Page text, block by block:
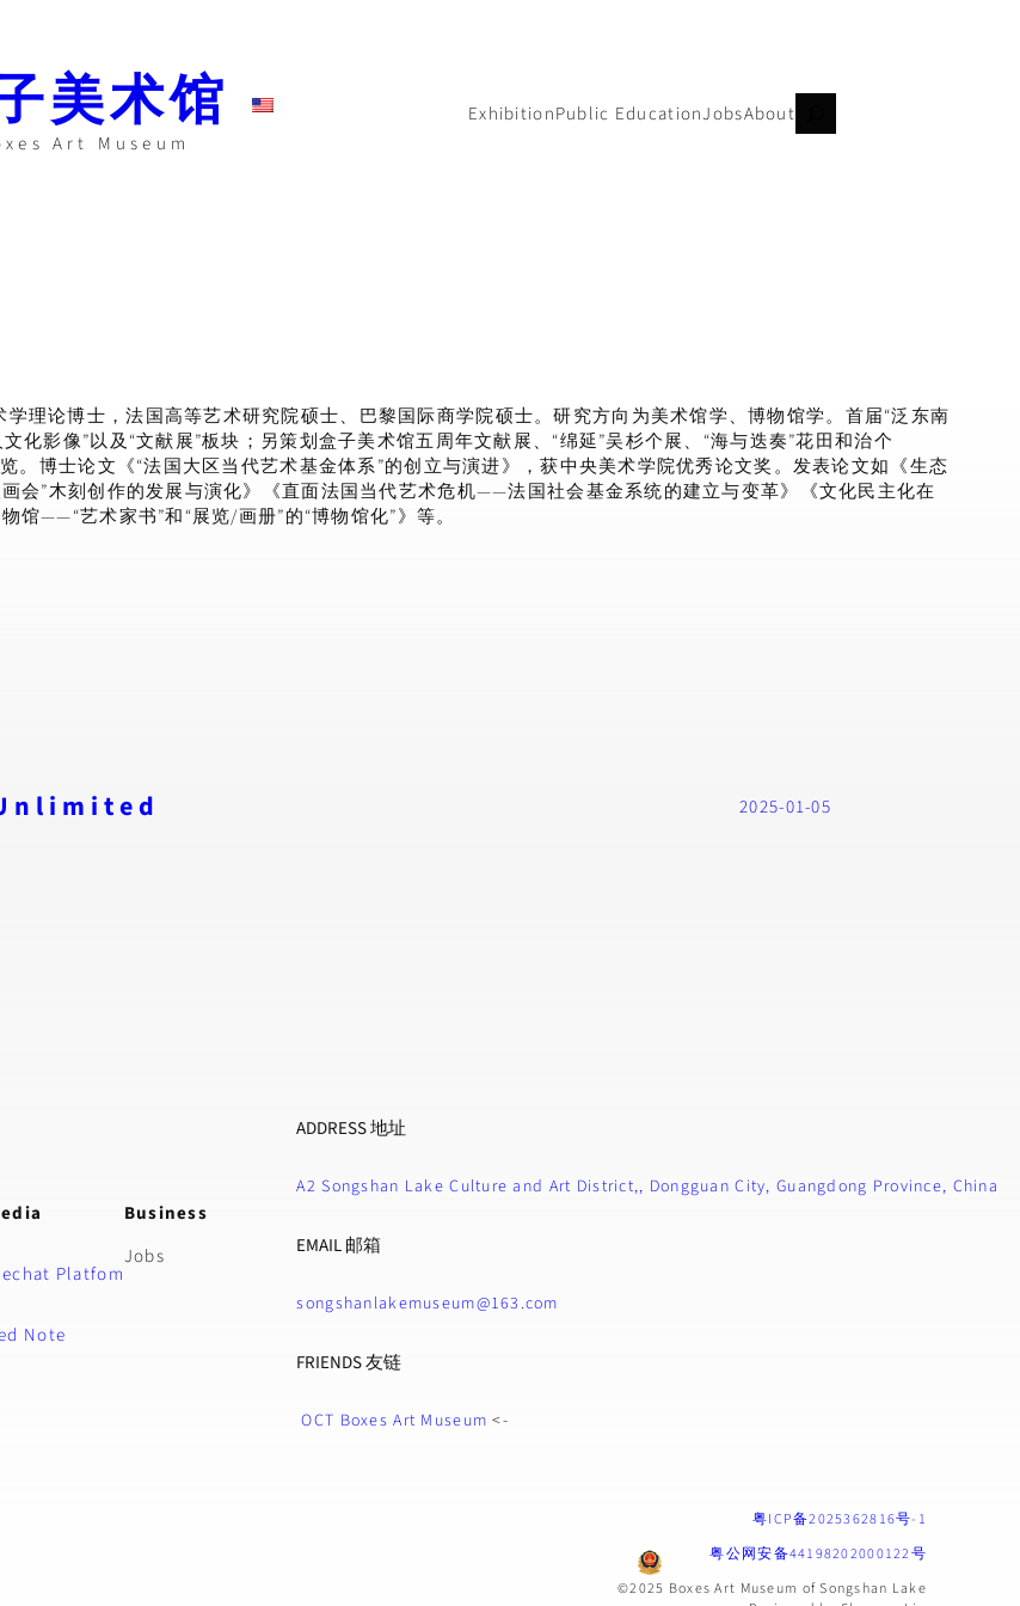
美术馆
Art Museum
ExhibitionPublic EducationJobsAbout
索
理论博士，法国高等艺术研究院硕士、巴黎国际商学院硕士。研究方向为美术馆学、博物馆学。首届“泛东南
化影像”以及“文献展”板块；另策划盒子美术馆五周年文献展、“绵延”吴杉个展、“海与迭奏”花田和治个
。博士论文《“法国大区当代艺术基金体系”的创立与演进》，获中央美术学院优秀论文奖。发表论文如《生态
”木刻创作的发展与演化》《直面法国当代艺术危机——法国社会基金系统的建立与变革》《文化民主化在
——“艺术家书”和“展览/画册”的“博物馆化”》等。
2025-01-05
Platfom
Note
Business
Jobs
ADDRESS 地址
A2 Songshan Lake Culture and Art District,, Dongguan City, Guangdong Province, China
EMAIL 邮箱
songshanlakemuseum@163.com
FRIENDS 友链
OCT Boxes Art Museum <-
粤ICP备2025362816号-1
粤公网安备44198202000122号
©️2025 Boxes Art Museum of Songshan Lake